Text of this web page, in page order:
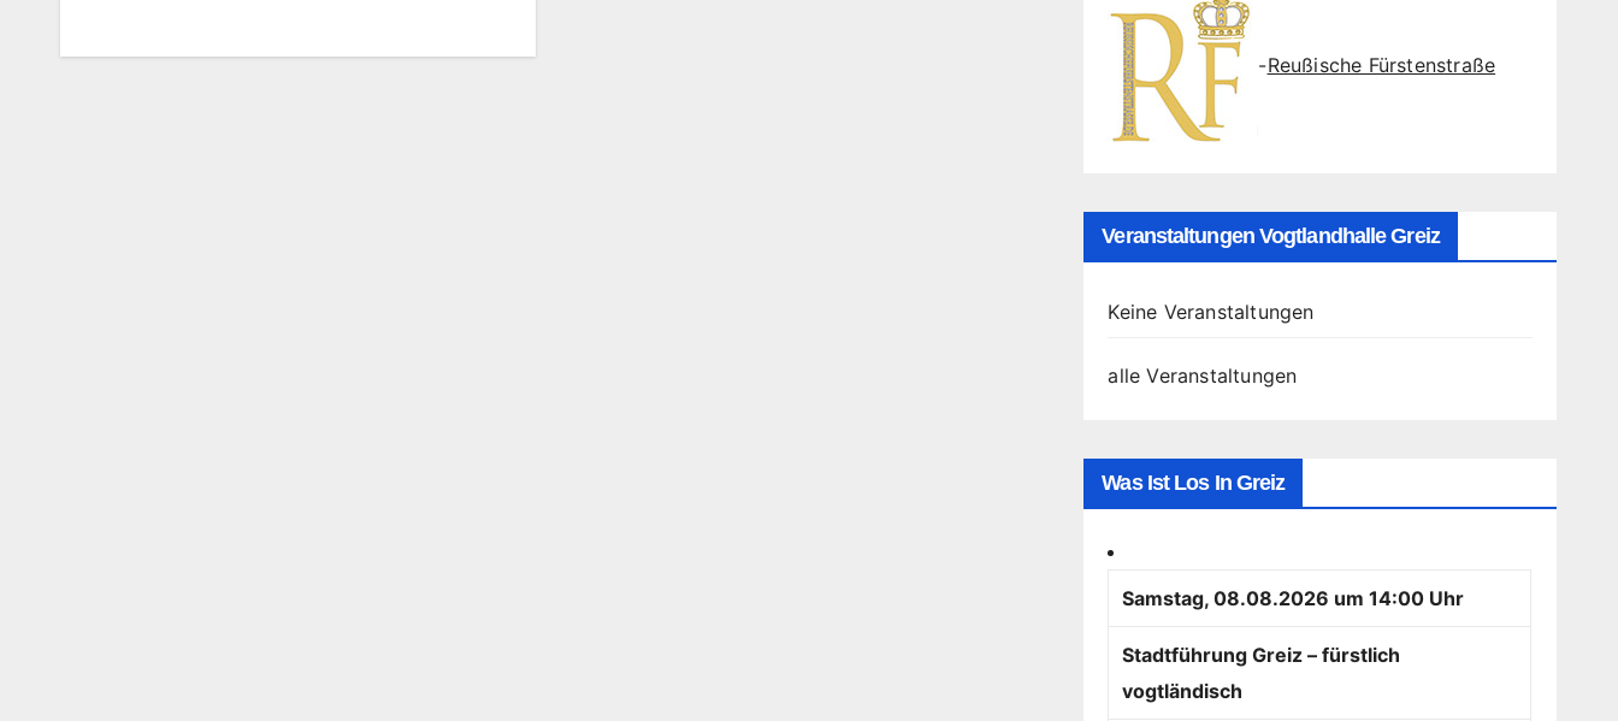
-Reußische Fürstenstraße
Veranstaltungen Vogtlandhalle Greiz
Keine Veranstaltungen
alle Veranstaltungen
Was Ist Los In Greiz
Samstag, 08.08.2026 um 14:00 Uhr
Stadtführung Greiz – fürstlich
vogtländisch